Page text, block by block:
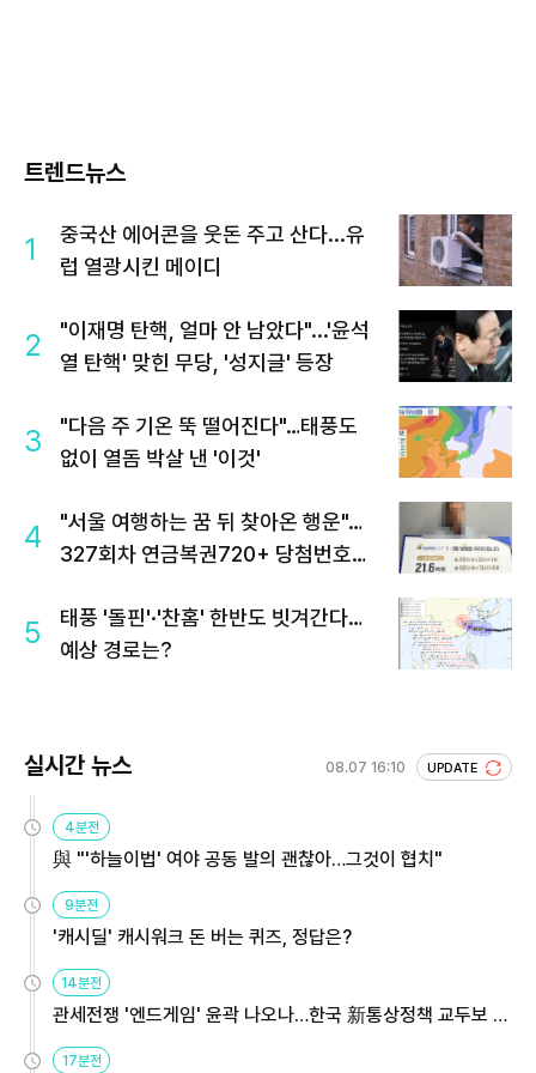
트렌드뉴스
1
중국산 에어콘을 웃돈 주고 산다...유
럽 열광시킨 메이디
2
"이재명 탄핵, 얼마 안 남았다"...'윤석
열 탄핵' 맞힌 무당, '성지글' 등장
3
"다음 주 기온 뚝 떨어진다"…태풍도
없이 열돔 박살 낸 '이것'
4
"서울 여행하는 꿈 뒤 찾아온 행운"…
327회차 연금복권720+ 당첨번호조
5
태풍 '돌핀'·'찬홈' 한반도 빗겨간다…
예상 경로는?
실시간 뉴스 08.07 16:10 UPDATE
4분전
與 "'하늘이법' 여야 공동 발의 괜찮아…그것이 협치"
9분전
'캐시딜' 캐시워크 돈 버는 퀴즈, 정답은?
14분전
관세전쟁 '엔드게임' 윤곽 나오나…한국 新통상정책 교두보 활
17분전